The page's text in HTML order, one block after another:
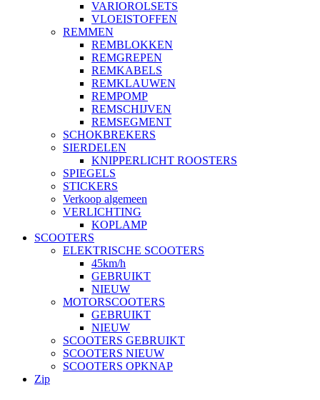
VARIOROLSETS
VLOEISTOFFEN
REMMEN
REMBLOKKEN
REMGREPEN
REMKABELS
REMKLAUWEN
REMPOMP
REMSCHIJVEN
REMSEGMENT
SCHOKBREKERS
SIERDELEN
KNIPPERLICHT ROOSTERS
SPIEGELS
STICKERS
Verkoop algemeen
VERLICHTING
KOPLAMP
SCOOTERS
ELEKTRISCHE SCOOTERS
45km/h
GEBRUIKT
NIEUW
MOTORSCOOTERS
GEBRUIKT
NIEUW
SCOOTERS GEBRUIKT
SCOOTERS NIEUW
SCOOTERS OPKNAP
Zip